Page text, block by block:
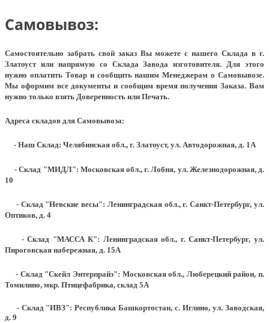
Самовывоз:
Самостоятельно забрать свой заказ Вы можете с нашего Склада в г.
Златоуст или напрямую со Склада Завода изготовителя. Для этого
нужно оплатить Товар и сообщить нашим Менеджерам о Самовывозе.
Мы оформим все документы и сообщим время получения Заказа. Вам
нужно только взять Доверенность или Печать.
Адреса складов для Самовывоза:
- Наш Склад: Челябинская обл., г. Златоуст, ул. Автодорожная, д. 1А
- Склад "МИДЛ": Московская обл., г. Лобня, ул. Железнодорожная, д.
10
- Склад "Невские весы": Ленинградская обл., г. Санкт-Петербург, ул.
Оптиков, д. 4
- Склад "МАССА К": Ленинградская обл., г. Санкт-Петербург, ул.
Пироговская набережная, д. 15А
- Склад "Скейл Энтерпрайз": Московская обл., Люберецкий район, п.
Томилино, мкр. Птицефабрика, склад 5А
- Склад "ИВЗ": Республика Башкортостан, с. Иглино, ул. Заводская,
д. 9